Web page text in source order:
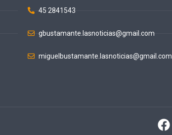
45 2841543
gbustamante.lasnoticias@gmail.com
miguelbustamante.lasnoticias@gmail.com